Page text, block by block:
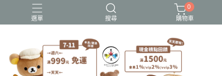
選單 搜尋
史努比歐拉夫 吉伊卡哇 憂傷馬戲團
拉拉熊
0
購物車